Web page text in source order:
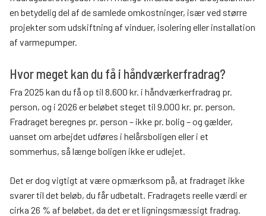
en betydelig del af de samlede omkostninger, især ved større
projekter som udskiftning af vinduer, isolering eller installation
af varmepumper.
Hvor meget kan du få i håndværkerfradrag?
Fra 2025 kan du få op til 8.600 kr. i håndværkerfradrag pr.
person, og i 2026 er beløbet steget til 9.000 kr. pr. person.
Fradraget beregnes pr. person – ikke pr. bolig – og gælder,
uanset om arbejdet udføres i helårsboligen eller i et
sommerhus, så længe boligen ikke er udlejet.
Det er dog vigtigt at være opmærksom på, at fradraget ikke
svarer til det beløb, du får udbetalt. Fradragets reelle værdi er
cirka 26 % af beløbet, da det er et ligningsmæssigt fradrag.